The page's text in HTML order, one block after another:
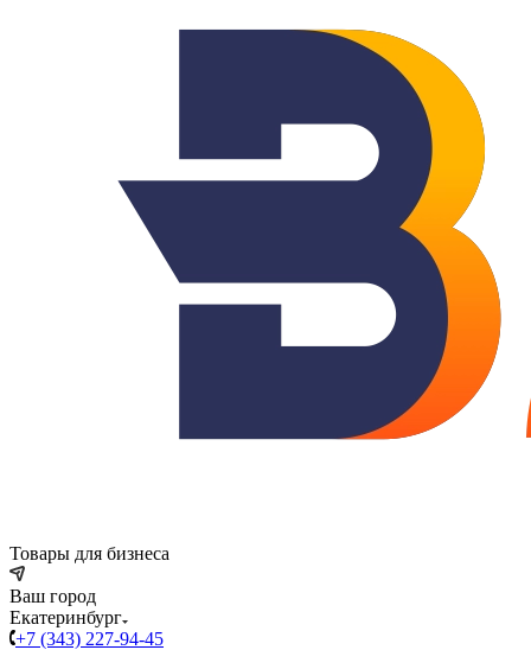
Товары для бизнеса
Ваш город
Екатеринбург
+7 (343) 227-94-45